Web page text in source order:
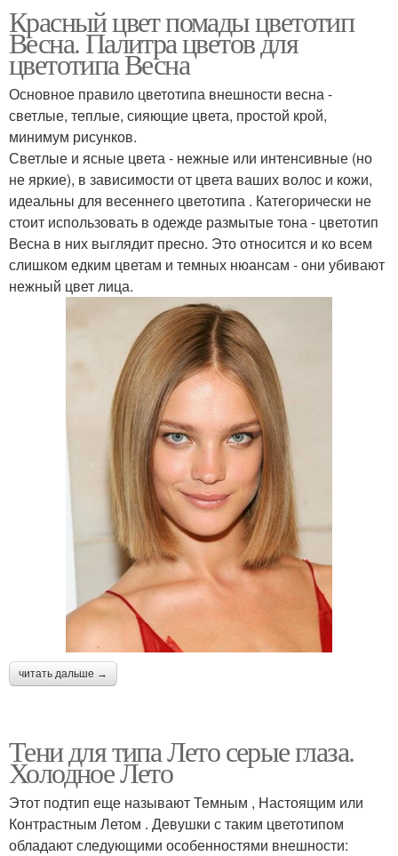
Красный цвет помады цветотип
Весна. Палитра цветов для
цветотипа Весна
Основное правило цветотипа внешности весна -
светлые, теплые, сияющие цвета, простой крой,
минимум рисунков.
Светлые и ясные цвета - нежные или интенсивные (но
не яркие), в зависимости от цвета ваших волос и кожи,
идеальны для весеннего цветотипа . Категорически не
стоит использовать в одежде размытые тона - цветотип
Весна в них выглядит пресно. Это относится и ко всем
слишком едким цветам и темных нюансам - они убивают
нежный цвет лица.
читать дальше →
Тени для типа Лето серые глаза.
Холодное Лето
Этот подтип еще называют Темным , Настоящим или
Контрастным Летом . Девушки с таким цветотипом
обладают следующими особенностями внешности: